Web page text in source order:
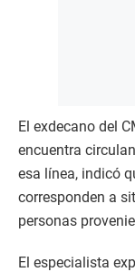
El exdecano del
encuentra
esa línea, indicó
corresponden a
personas
El especialista